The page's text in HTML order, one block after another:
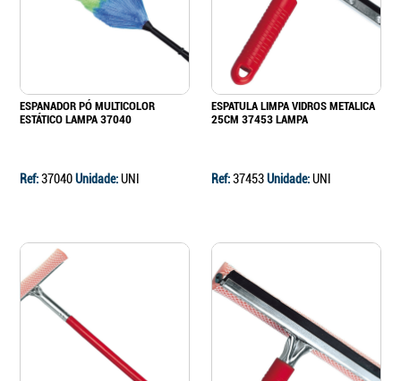
ESPANADOR PÓ MULTICOLOR
ESTÁTICO LAMPA 37040
Ref:37040Unidade:UNI
ESPATULA LIMPA VIDROS METALICA
25CM 37453 LAMPA
Ref:37453Unidade:UNI